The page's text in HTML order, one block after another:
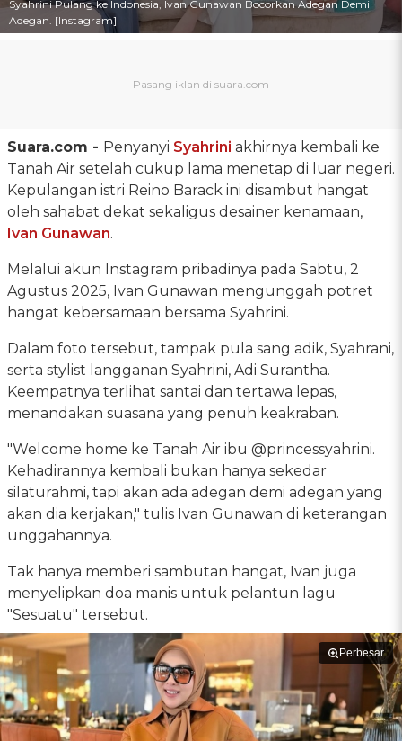
Syahrini Pulang ke Indonesia, Ivan Gunawan Bocorkan Adegan Demi
Adegan. [Instagram]
Suara.com - Penyanyi Syahrini akhirnya kembali ke
Tanah Air setelah cukup lama menetap di luar negeri.
Kepulangan istri Reino Barack ini disambut hangat
oleh sahabat dekat sekaligus desainer kenamaan,
Ivan Gunawan.
Melalui akun Instagram pribadinya pada Sabtu, 2
Agustus 2025, Ivan Gunawan mengunggah potret
hangat kebersamaan bersama Syahrini.
Dalam foto tersebut, tampak pula sang adik, Syahrani,
serta stylist langganan Syahrini, Adi Surantha.
Keempatnya terlihat santai dan tertawa lepas,
menandakan suasana yang penuh keakraban.
"Welcome home ke Tanah Air ibu @princessyahrini.
Kehadirannya kembali bukan hanya sekedar
silaturahmi, tapi akan ada adegan demi adegan yang
akan dia kerjakan," tulis Ivan Gunawan di keterangan
unggahannya.
Tak hanya memberi sambutan hangat, Ivan juga
menyelipkan doa manis untuk pelantun lagu
"Sesuatu" tersebut.
Perbesar